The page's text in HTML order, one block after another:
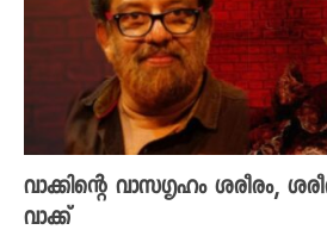
വാക്കിന്റെ വാസഗൃഹം ശരീരം,
വാക്ക്